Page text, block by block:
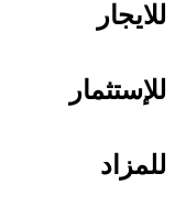
للايجار
للإستثمار
للمزاد